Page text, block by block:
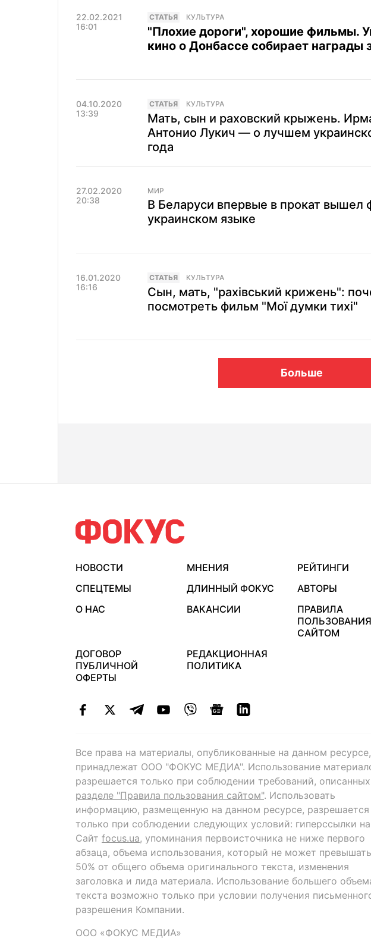
22.02.2021
16:01
CТАТЬЯ КУЛЬТУРА
"Плохие дороги", хорошие фильмы.
кино о Донбассе собирает награды
04.10.2020
13:39
CТАТЬЯ КУЛЬТУРА
Мать, сын и раховский крыжень.
Антонио Лукич — о лучшем
года
27.02.2020
20:38
МИР
В Беларуси впервые в прокат вышел
украинском языке
16.01.2020
16:16
CТАТЬЯ КУЛЬТУРА
Сын, мать, "рахівський крижень":
посмотреть фильм "Мої думки тихі"
Больше
НОВОСТИ МНЕНИЯ
РЕЙТИНГИ
СПЕЦТЕМЫ
ДЛИННЫЙ ФОКУС
АВТОРЫ
О НАС
ВАКАНСИИ
ПРАВИЛА
ПОЛЬЗОВАНИЯ
САЙТОМ
ДОГОВОР
ПУБЛИЧНОЙ
ОФЕРТЫ
РЕДАКЦИОННАЯ
ПОЛИТИКА
Все права на материалы, опубликованные на данном ресурсе,
принадлежат ООО "ФОКУС МЕДИА". Использование
разрешается только при соблюдении требований,
разделе "Правила пользования сайтом". Использовать
информацию, размещенную на данном ресурсе, разрешается
только при соблюдении следующих условий: гиперссылки на
Сайт focus.ua, упоминания первоисточника не ниже первого
абзаца, объема использования, который не может превышать
50% от общего объема оригинального текста, изменения
заголовка и лида материала. Использование большего
текста возможно только при условии получения
разрешения Компании.
ООО «ФОКУС МЕДИА»